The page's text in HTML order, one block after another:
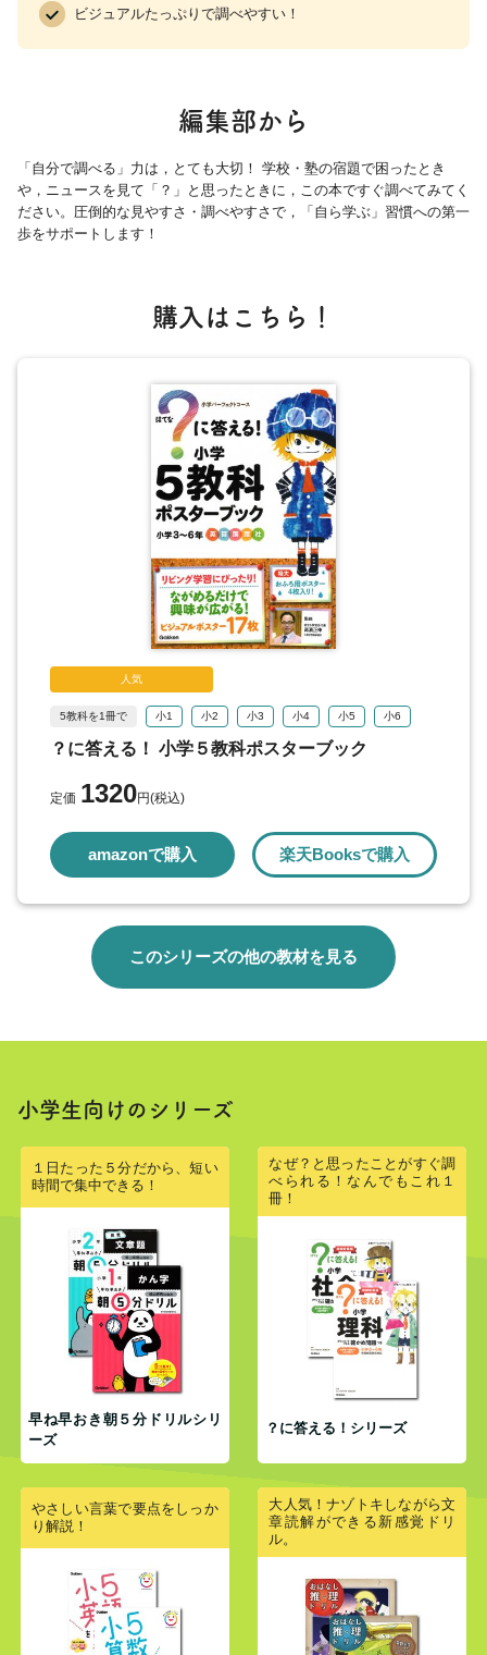
15 世界の国旗［社会］
16 日本の歴史［社会］
01~04はB3判防水ポスター（515×364㎜）、05～17はA3
ビジュアルたっぷりで調べやすい！
編集部から
「自分で調べる」力は，とても大切！ 学校・塾の宿題で困ったとき
や，ニュースを見て「？」と思ったときに，この本ですぐ調べてみてく
ださい。圧倒的な見やすさ・調べやすさで，「自ら学ぶ」習慣への第一
歩をサポートします！
購入はこちら！
人気
5教科を1冊で 小1 小2 小3 小4 小5 小6
？に答える！ 小学５教科ポスターブック
定価 1320円(税込)
amazonで購入 楽天Booksで購入
このシリーズの他の教材を見る
小学生向けのシリーズ
１日たった５分だから、短い
時間で集中できる！
早ね早おき朝５分ドリルシリ
ーズ
なぜ？と思ったことがすぐ調
べられる！なんでもこれ１
冊！
？に答える！シリーズ
やさしい言葉で要点をしっか
り解説！
大人気！ナゾトキしながら文
章読解ができる新感覚ドリ
ル。